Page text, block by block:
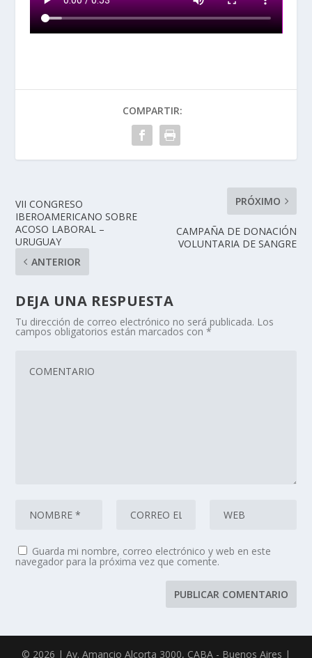
COMPARTIR:
VII CONGRESO
IBEROAMERICANO SOBRE
ACOSO LABORAL –
URUGUAY
ANTERIOR
PRÓXIMO
CAMPAÑA DE DONACIÓN
VOLUNTARIA DE SANGRE
DEJA UNA RESPUESTA
Tu dirección de correo electrónico no será publicada. Los
campos obligatorios están marcados con*
Guarda mi nombre, correo electrónico y web en este
navegador para la próxima vez que comente.
© 2026 | Av. Amancio Alcorta 3000, CABA - Buenos Aires |